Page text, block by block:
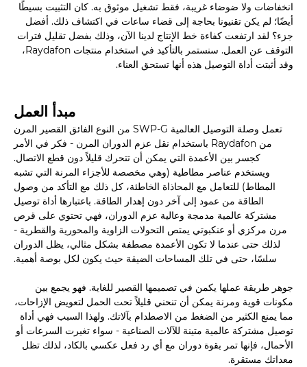
انخفاضات ولا ضوضاء غريبة، فقط تشغيل موثوق به. كان التثبيت بسيطًا
أيضًا؛ لم يكن تقنيونا بحاجة إلى قضاء ساعات في اكتشاف ذلك. أفضل
جزء؟ لقد ارتفعت كفاءة خط الإنتاج لدينا الآن، وذلك بفضل تقليل فترات
التوقف عن العمل. سنستمر بالتأكيد في استخدام منتجات Raydafon،
وقد أثبتت أداة التوصيل هذه أنها تستحق العناء.
مبدأ العمل
تعمل وصلة التوصيل العالمية SWP-G من النوع الفائق القصير المرن
من Raydafon باستخدام نقل عزم الدوران المرن - فكر في الأمر
كجسر بين الأعمدة التي يمكن أن تتحرك قليلاً دون قطع الاتصال.
ويستخدم عناصر مطاطية (وهي مخصصة للأجزاء المرنة التي تشبه
المطاط) للتعامل مع المحاذاة الخاطئة، كل ذلك مع التأكد من وصول
الطاقة من عمود إلى آخر دون إهدار الطاقة. باعتبارها أداة توصيل
مشتركة عالمية مدمجة وعالية عزم الدوران، فهي تحتوي على قرص
مرن مركزي أو عنكبوتي يمتص التحولات الزاوية والمحورية والقطرية -
لذلك حتى عندما لا تكون الأعمدة مصطفة بشكل مثالي، يظل الدوران
سلسًا، حتى في تلك المساحات الضيقة حيث يكون لكل بوصة أهمية.
جوهر طريقة عملها يكمن في تصميمها القصير للغاية. فهو يجمع بين
مكونات قوية ومرنة يمكن أن تنحني قليلاً تحت الحمل لتعويض الإزاحات،
مما يمنع الكثير من الضغط من الاصطدام بآلاتك. ولهذا السبب فهي أداة
توصيل مشتركة عالمية متينة للآلات الصناعية - سواء تغيرت السرعات أو
الأحمال، فإنها تمر بقوة دوران مع أي رد فعل عكسي بالكاد، لذلك تظل
معداتك مستقرة.